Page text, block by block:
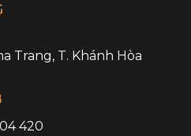
Trang, T. Khánh Hòa
420